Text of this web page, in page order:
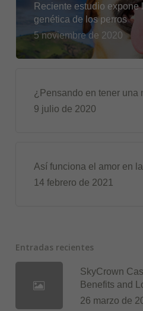
Reciente estudio expone
genética de los perros
5 noviembre de 2020
¿Pensando en tener una
9 julio de 2020
Así funciona el amor en
14 febrero de 2021
Entradas recientes
SkyCrown
Benefits and
26 marzo de